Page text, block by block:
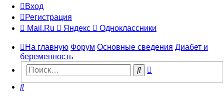
Вход
Регистрация
Mail.Ru
Яндекс Одноклассники
На главную Форум Основные сведения Диабет и
беременность
Поиск
Поиск